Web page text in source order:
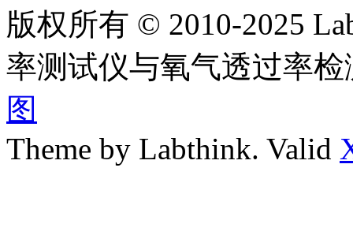
版权所有 © 2010-2025
率测试仪与氧气透过率
图
Theme by Labthink. Valid